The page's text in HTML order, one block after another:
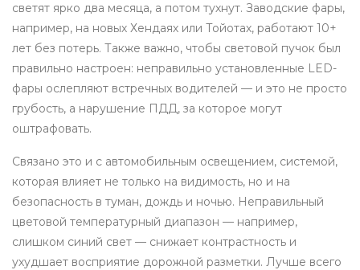
светят ярко два месяца, а потом тухнут. Заводские фары,
например, на новых Хендаях или Тойотах, работают 10+
лет без потерь. Также важно, чтобы световой пучок был
правильно настроен: неправильно установленные LED-
фары ослепляют встречных водителей — и это не просто
грубость, а нарушение ПДД, за которое могут
оштрафовать.
Связано это и с автомобильным освещением, системой,
которая влияет не только на видимость, но и на
безопасность в туман, дождь и ночью. Неправильный
цветовой температурный диапазон — например,
слишком синий свет — снижает контрастность и
ухудшает восприятие дорожной разметки. Лучше всего